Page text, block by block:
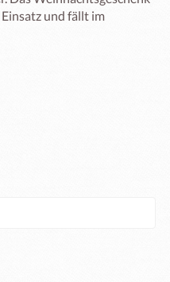
und fällt im